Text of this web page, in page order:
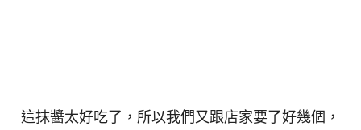
這抹醬太好吃了，所以我們又跟店家要了好幾個，